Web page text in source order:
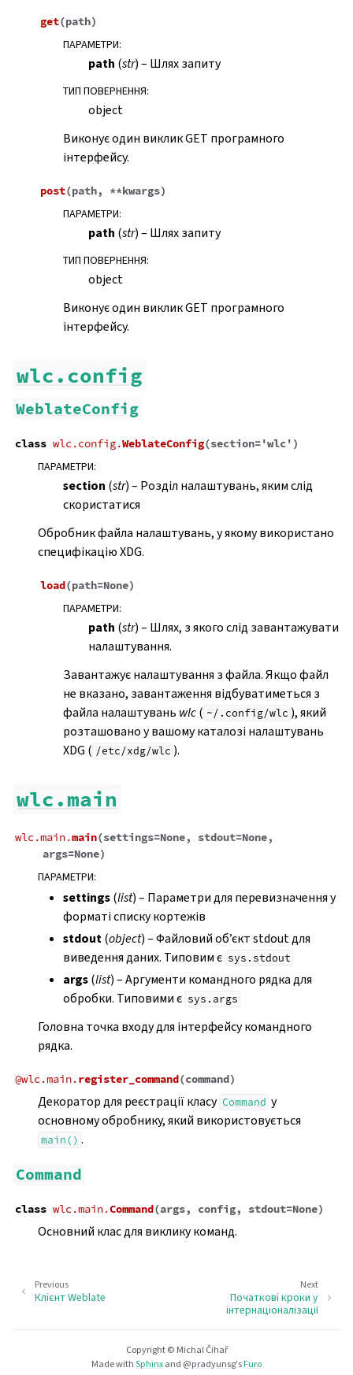
get(path)
ПАРАМЕТРИ:
path (str) – Шлях запиту
ТИП ПОВЕРНЕННЯ:
object
Виконує один виклик GET програмного
інтерфейсу.
post(path, **kwargs)
ПАРАМЕТРИ:
path (str) – Шлях запиту
ТИП ПОВЕРНЕННЯ:
object
Виконує один виклик GET програмного
інтерфейсу.
wlc.config
WeblateConfig
class wlc.config.WeblateConfig(section='wlc' )
ПАРАМЕТРИ:
section (str) – Розділ налаштувань, яким слід
скористатися
Обробник файла налаштувань, у якому використано
специфікацію XDG.
load(path=None)
ПАРАМЕТРИ:
path (str) – Шлях, з якого слід завантажувати
налаштування.
Завантажує налаштування з файла. Якщо файл
не вказано, завантаження відбуватиметься з
файла налаштувань wlc( ~/.config/wlc ), який
розташовано у вашому каталозі налаштувань
XDG ( /etc/xdg/wlc ).
wlc.main
wlc.main.main(settings=None, stdout=None,
args=None)
ПАРАМЕТРИ:
settings(list) – Параметри для перевизначення у
форматі списку кортежів
stdout(object) – Файловий об’єкт stdout для
виведення даних. Типовим є sys.stdout
args(list) – Аргументи командного рядка для
обробки. Типовими є sys.args
Головна точка входу для інтерфейсу командного
рядка.
@wlc.main.register_command(command)
Декоратор для реєстрації класу Command у
основному обробнику, який використовується
main() .
Command
class wlc.main.Command(args, config, stdout=None)
Основний клас для виклику команд.
Next
Початкові кроки у
інтернаціоналізації
Previous
Клієнт Weblate
Copyright © Michal Čihař
Made withSphinxand @pradyunsg'sFuro